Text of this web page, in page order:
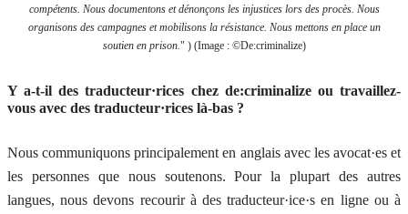
compétents. Nous documentons et dénonçons les injustices lors des procès. Nous
organisons des campagnes et mobilisons la résistance. Nous mettons en place un
soutien en prison." ) (Image : ©De:criminalize)
Y a-t-il des traducteur·rices chez de:criminalize ou travaillez-
vous avec des traducteur·rices là-bas ?
Nous communiquons principalement en anglais avec les avocat·es et
les personnes que nous soutenons. Pour la plupart des autres
langues, nous devons recourir à des traducteur·ice·s en ligne ou à